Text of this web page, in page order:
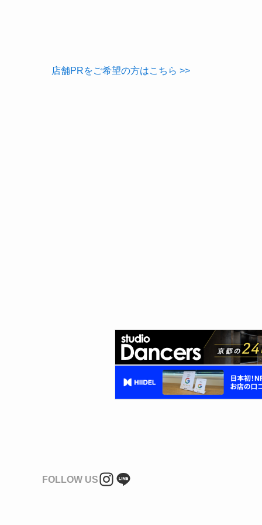
店舗PRをご希望の方はこちら >>
FOLLOW US